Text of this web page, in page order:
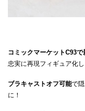
コミックマーケットC93
忠実に再現フィギュア化し
ブラキャストオフ可能で
に！